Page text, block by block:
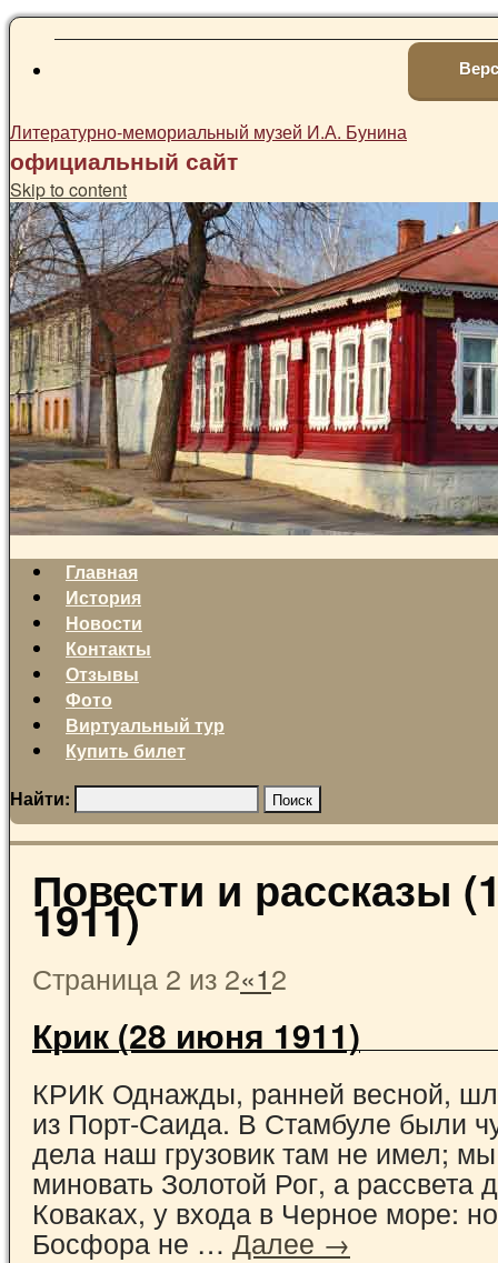
Литературно-мемориальный музей И.А. Бунина
официальный сайт
Skip to content
Главная
История
Новости
Контакты
Отзывы
Фото
Виртуальный тур
Купить билет
Найти:
Повести и рассказы
1911)
Страница 2 из 2«12
Крик (28 июня 1911)
КРИК Однажды, ранней весной,
из Порт-Саида. В Стамбуле были
дела наш грузовик там не имел;
миновать Золотой Рог, а рассвета
Коваках, у входа в Черное море:
Босфора не … Далее →